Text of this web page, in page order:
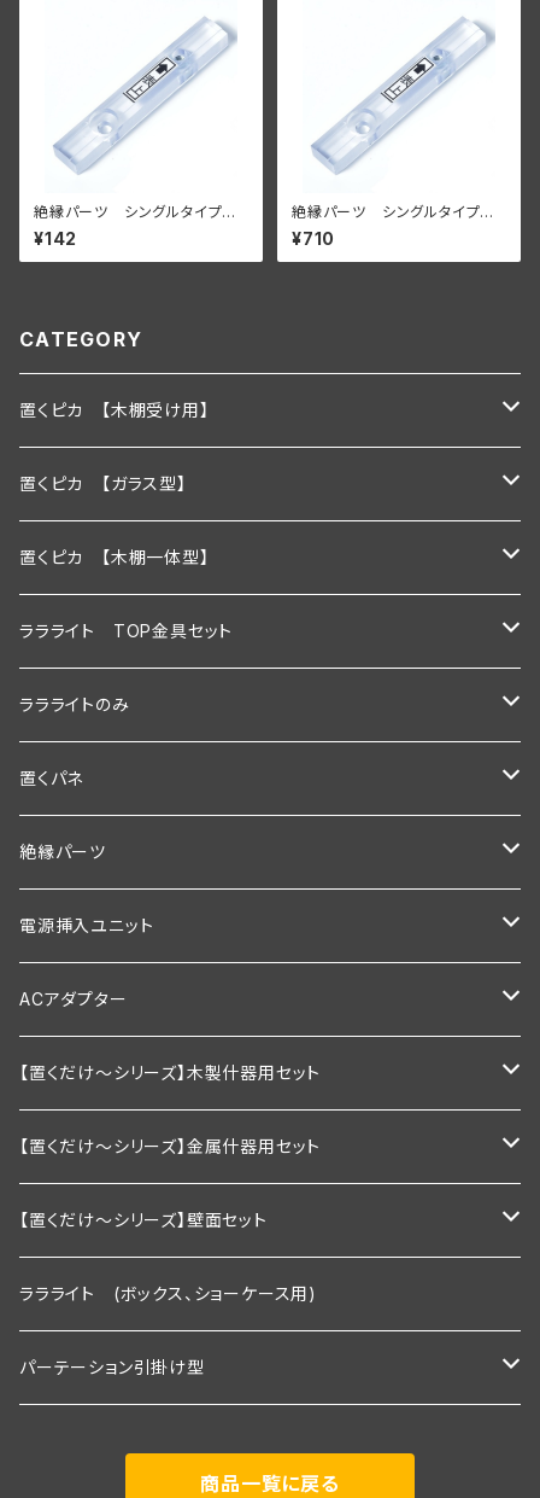
絶縁パーツ シングルタイプ
単品【壁面に付ける場合】
¥142
絶縁パーツ シングルタイプ
５個セット【壁面に付ける場合】
¥710
CATEGORY
置くピカ 【木棚受け用】
600ｍｍ
900ｍｍ
1200ｍｍ
600ｍｍ以下
900ｍｍ以下
1200ｍｍ以下
置くピカ 【ガラス型】
600ｍｍ
900ｍｍ
1200ｍｍ
600ｍｍ以下
900ｍｍ以下
1200ｍｍ以下
置くピカ 【木棚一体型】
600mm
900mm
1200ｍｍ
600mm以下
900mm以下
1200mm以下
ララライト TOP金具セット
600ｍｍ
900ｍｍ
1200ｍｍ
600ｍｍ以下
900ｍｍ以下
1200ｍｍ以下
ララライトのみ
600ｍｍ
900ｍｍ
1200ｍｍ
600ｍｍ以下
900ｍｍ以下
1200ｍｍ以下
置くパネ
棚板幅600×奥行200ｍｍ
棚板幅600×奥行250ｍｍ
棚板幅900×奥行200ｍｍ
棚板幅900×奥行250ｍｍ
棚板幅1200×奥行200ｍｍ
棚板幅1200×奥行250ｍｍ
絶縁パーツ
シングルタイプ
ダブルタイプ
絶縁引掛けタイプ
電源挿入ユニット
通常型
調光器付き
ACアダプター
業務用
家庭用向け
【置くだけ～シリーズ】木製什器用セット
2段セット
2段セット＋トップライト付き
3段セット
３段セット＋トップライト付き
【置くだけ～シリーズ】金属什器用セット
Ｒシリーズ 30ｃｍ板・置くピカタイプ
２段タイプ 埋込照明付き棚板×2枚＋棚板
３段タイプ 埋込照明付き棚板×３枚＋棚板
Ｒシリーズ 30ｃｍ板・埋込タイプ
２段タイプ 埋込照明付き棚板×2枚＋棚板
Ｓシリーズ 30ｃｍ板・置くピカタイプ
【置くだけ～シリーズ】壁面セット
Rシリーズ 【既存】タイプ
2段用タイプ
Rシリーズ 【新規】30ｃｍ板・埋込タイプ
ララライト (ボックス、ショーケース用)
パーテーション引掛け型
商品一覧に戻る